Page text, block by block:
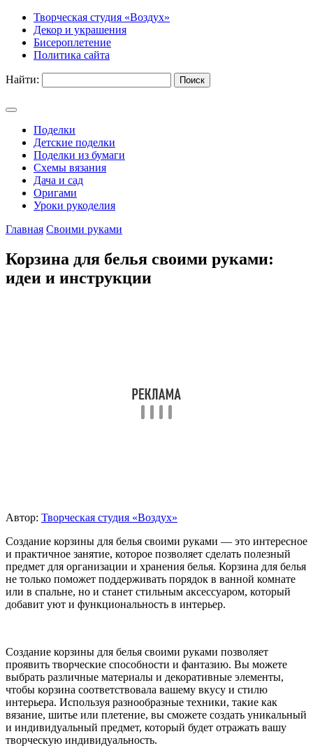
Творческая студия «Воздух»
Декор и украшения
Бисероплетение
Политика сайта
Найти:
Поделки
Детские поделки
Поделки из бумаги
Схемы вязания
Дача и сад
Оригами
Уроки рукоделия
Главная Своими руками
Корзина для белья своими руками:
идеи и инструкции
Автор: Творческая студия «Воздух»
Создание корзины для белья своими руками — это интересное
и практичное занятие, которое позволяет сделать полезный
предмет для организации и хранения белья. Корзина для белья
не только поможет поддерживать порядок в ванной комнате
или в спальне, но и станет стильным аксессуаром, который
добавит уют и функциональность в интерьер.
Создание корзины для белья своими руками позволяет
проявить творческие способности и фантазию. Вы можете
выбрать различные материалы и декоративные элементы,
чтобы корзина соответствовала вашему вкусу и стилю
интерьера. Используя разнообразные техники, такие как
вязание, шитье или плетение, вы сможете создать уникальный
и индивидуальный предмет, который будет отражать вашу
творческую индивидуальность.